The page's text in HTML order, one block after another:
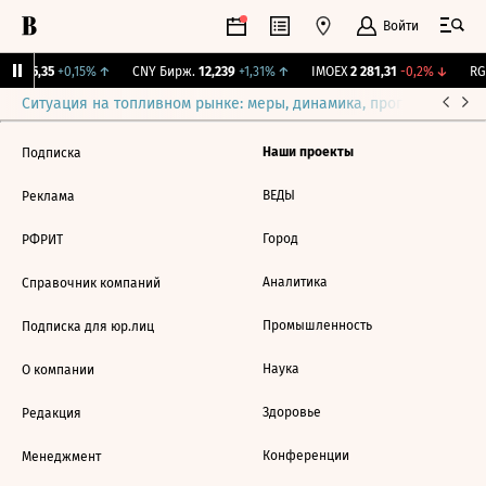
Войти
115,35 +0,15%↑ CNY Бирж. 12,239 +1,31%↑ IMOEX 2 281,31 -0,2%↓
Ситуация на топливном рынке: меры, динамика, прогнозы
Подписка
Реклама
РФРИТ
Справочник компаний
Подписка для юр.лиц
О компании
Редакция
Менеджмент
Наши проекты
ВЕДЫ
Город
Аналитика
Промышленность
Наука
Здоровье
Конференции